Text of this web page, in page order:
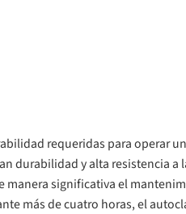
requeridas para operar
durabilidad y alta resistencia a
significativa el
más de cuatro horas, el